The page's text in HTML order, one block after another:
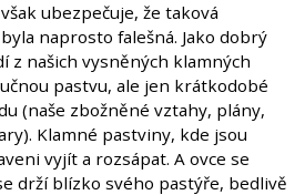
ubezpečuje, že taková
naprosto falešná. Jako dobrý
z našich vysněných klamných
pastvu, ale jen krátkodobé
(naše zbožněné vztahy, plány,
Klamné pastviny, kde jsou
vyjít a rozsápat. A ovce se
drží blízko svého pastýře, bedlivě